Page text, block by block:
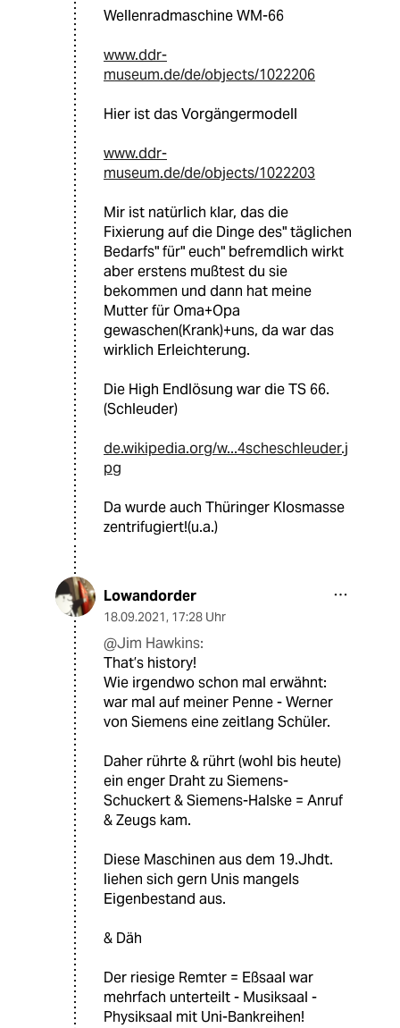
Wellenradmaschine WM-66
www.ddr-
museum.de/de/objects/1022206
Hier ist das Vorgängermodell
www.ddr-
museum.de/de/objects/1022203
Mir ist natürlich klar, das die
Fixierung auf die Dinge des" täglichen
Bedarfs" für" euch" befremdlich wirkt
aber erstens mußtest du sie
bekommen und dann hat meine
Mutter für Oma+Opa
gewaschen(Krank)+uns, da war das
wirklich Erleichterung.
Die High Endlösung war die TS 66.
(Schleuder)
de.wikipedia.org/w...4scheschleuder.j
pg
Da wurde auch Thüringer Klosmasse
zentrifugiert!(u.a.)
Lowandorder
18.09.2021, 17:28 Uhr
@Jim Hawkins:
That’s history!
Wie irgendwo schon mal erwähnt:
war mal auf meiner Penne - Werner
von Siemens eine zeitlang Schüler.
Daher rührte & rührt (wohl bis heute)
ein enger Draht zu Siemens-
Schuckert & Siemens-Halske = Anruf
& Zeugs kam.
Diese Maschinen aus dem 19.Jhdt.
liehen sich gern Unis mangels
Eigenbestand aus.
& Däh
Der riesige Remter = Eßsaal war
mehrfach unterteilt - Musiksaal -
Physiksaal mit Uni-Bankreihen!